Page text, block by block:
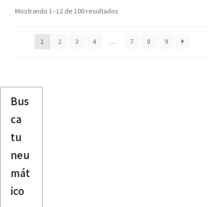
Mostrando 1–12 de 100 resultados
1 2 3 4 … 7 8 9
Bus
ca
tu
neu
mát
ico